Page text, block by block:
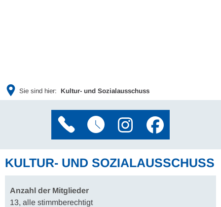
Sie sind hier: Kultur- und Sozialausschuss
KULTUR- UND SOZIALAUSSCHUSS
Anzahl der Mitglieder
13, alle stimmberechtigt